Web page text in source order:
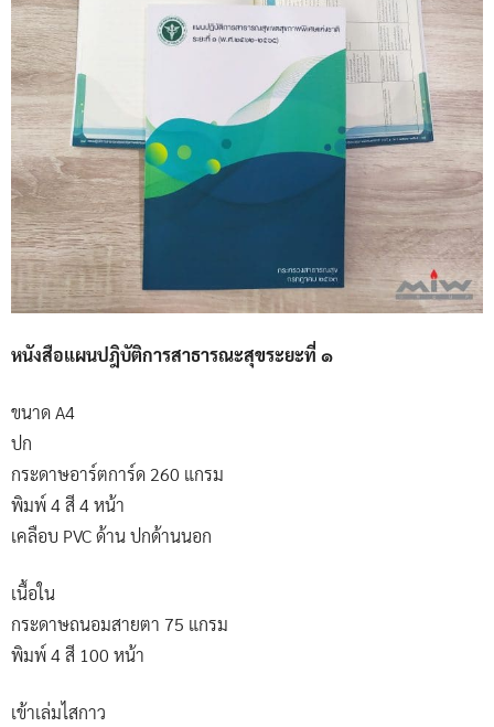
หนังสือแผนปฎิบัติการสาธารณะสุขระยะที่ ๑
ขนาด A4
ปก
กระดาษอาร์ตการ์ด 260 แกรม
พิมพ์ 4 สี 4 หน้า
เคลือบ PVC ด้าน ปกด้านนอก
เนื้อใน
กระดาษถนอมสายตา 75 แกรม
พิมพ์ 4 สี 100 หน้า
เข้าเล่มไสกาว